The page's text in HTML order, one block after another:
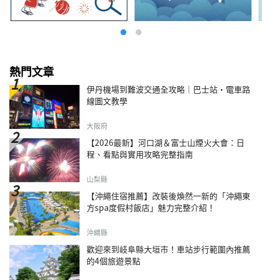
熱門文章
伊丹機場到難波交通全攻略｜巴士站・電車路
線圖文教學
大阪府
【2026最新】河口湖＆富士山煙火大會：日
程、看點與實用攻略完整指南
山梨縣
【沖繩住宿推薦】改裝後煥然一新的「沖繩東
方spa度假村飯店」魅力完整介紹！
沖繩縣
歡迎來到岐阜縣大垣市！車站步行範圍內推薦
的4個旅遊景點